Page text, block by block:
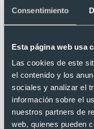
Consentimiento
Esta página web usa
Las cookies de este
el contenido y los
sociales y analizar el
información sobre el
nuestros partners de
web, quienes pueden
Categorías
peluche osito
llavero abrebotellas